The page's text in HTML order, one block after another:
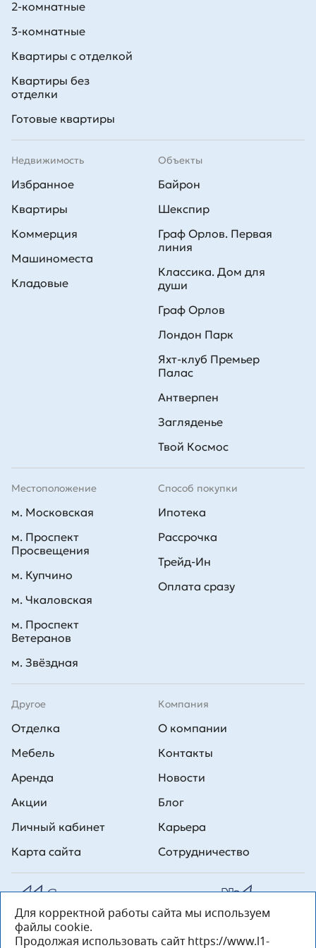
2-комнатные
3-комнатные
Квартиры с отделкой
Квартиры без
отделки
Готовые квартиры
Недвижимость
Избранное
Квартиры
Коммерция
Машиноместа
Кладовые
Способ покупки
Ипотека
Рассрочка
Трейд-Ин
Оплата сразу
Объекты
Байрон
Шекспир
Граф Орлов. Первая
линия
Классика. Дом для
души
Граф Орлов
Лондон Парк
Яхт-клуб Премьер
Палас
Антверпен
Загляденье
Твой Космос
Другое
Отделка
Мебель
Аренда
Акции
Личный кабинет
Карта сайта
Компания
О компании
Контакты
Новости
Блог
Карьера
Сотрудничество
Местоположение
м. Московская
м. Проспект
Просвещения
м. Купчино
м. Чкаловская
м. Проспект
Ветеранов
м. Звёздная
Все права на публикуемые на сайте материалы принадлежат
ООО Л1 Строительная комания №1. Любая информация,
представленная на данном сайте, носит исключительно
Для корректной работы сайта мы используем
файлы cookie.
Продолжая использовать сайт https://www.l1-